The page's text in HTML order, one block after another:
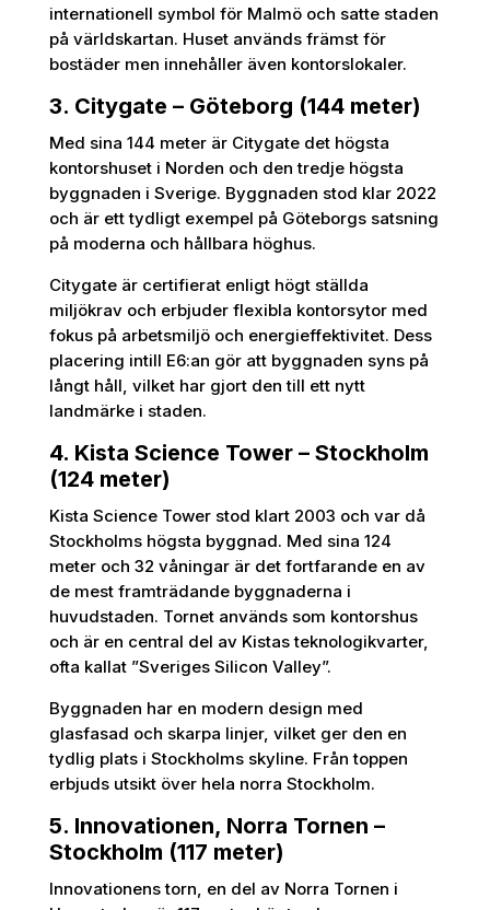
internationell symbol för Malmö och satte staden
på världskartan. Huset används främst för
bostäder men innehåller även kontorslokaler.
3. Citygate – Göteborg (144 meter)
Med sina 144 meter är Citygate det högsta
kontorshuset i Norden och den tredje högsta
byggnaden i Sverige. Byggnaden stod klar 2022
och är ett tydligt exempel på Göteborgs satsning
på moderna och hållbara höghus.
Citygate är certifierat enligt högt ställda
miljökrav och erbjuder flexibla kontorsytor med
fokus på arbetsmiljö och energieffektivitet. Dess
placering intill E6:an gör att byggnaden syns på
långt håll, vilket har gjort den till ett nytt
landmärke i staden.
4. Kista Science Tower – Stockholm
(124 meter)
Kista Science Tower stod klart 2003 och var då
Stockholms högsta byggnad. Med sina 124
meter och 32 våningar är det fortfarande en av
de mest framträdande byggnaderna i
huvudstaden. Tornet används som kontorshus
och är en central del av Kistas teknologikvarter,
ofta kallat ”Sveriges Silicon Valley”.
Byggnaden har en modern design med
glasfasad och skarpa linjer, vilket ger den en
tydlig plats i Stockholms skyline. Från toppen
erbjuds utsikt över hela norra Stockholm.
5. Innovationen, Norra Tornen –
Stockholm (117 meter)
Innovationens torn, en del av Norra Tornen i